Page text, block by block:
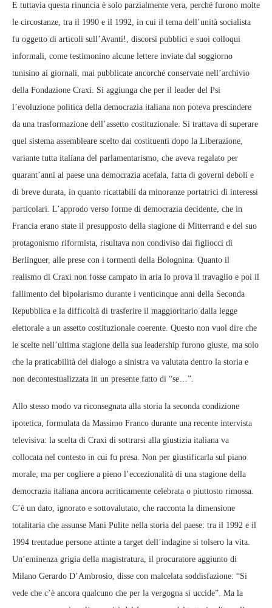
E tuttavia questa rinuncia è solo parzialmente vera, perché furono molte
le circostanze, tra il 1990 e il 1992, in cui il tema dell’unità socialista
fu oggetto di articoli sull’Avanti!, discorsi pubblici e suoi colloqui
informali, come testimonino alcune lettere inviate dal soggiorno
tunisino ai giornali, mai pubblicate ancorché conservate nell’archivio
della Fondazione Craxi. Si aggiunga che per il leader del Psi
l’evoluzione politica della democrazia italiana non poteva prescindere
da una trasformazione dell’assetto costituzionale. Si trattava di superare
quel sistema assembleare scelto dai costituenti dopo la Liberazione,
variante tutta italiana del parlamentarismo, che aveva regalato per
quarant’anni al paese una democrazia acefala, fatta di governi deboli e
di breve durata, in quanto ricattabili da minoranze portatrici di interessi
particolari. L’approdo verso forme di democrazia decidente, che in
Francia erano state il presupposto della stagione di Mitterrand e del suo
protagonismo riformista, risultava non condiviso dai figliocci di
Berlinguer, alle prese con i tormenti della Bolognina. Quanto il
realismo di Craxi non fosse campato in aria lo prova il travaglio e poi il
fallimento del bipolarismo durante i venticinque anni della Seconda
Repubblica e la difficoltà di trasferire il maggioritario dalla legge
elettorale a un assetto costituzionale coerente. Questo non vuol dire che
le scelte nell’ultima stagione della sua leadership furono giuste, ma solo
che la praticabilità del dialogo a sinistra va valutata dentro la storia e
non decontestualizzata in un presente fatto di “se…”.
Allo stesso modo va riconsegnata alla storia la seconda condizione
ipotetica, formulata da Massimo Franco durante una recente intervista
televisiva: la scelta di Craxi di sottrarsi alla giustizia italiana va
collocata nel contesto in cui fu presa. Non per giustificarla sul piano
morale, ma per cogliere a pieno l’eccezionalità di una stagione della
democrazia italiana ancora acriticamente celebrata o piuttosto rimossa.
C’è un dato, ignorato e sottovalutato, che racconta la dimensione
totalitaria che assunse Mani Pulite nella storia del paese: tra il 1992 e il
1994 trentadue persone attinte a target dell’indagine si tolsero la vita.
Un’eminenza grigia della magistratura, il procuratore aggiunto di
Milano Gerardo D’Ambrosio, disse con malcelata soddisfazione: “Si
vede che c’è ancora qualcuno che per la vergogna si uccide”. Ma la